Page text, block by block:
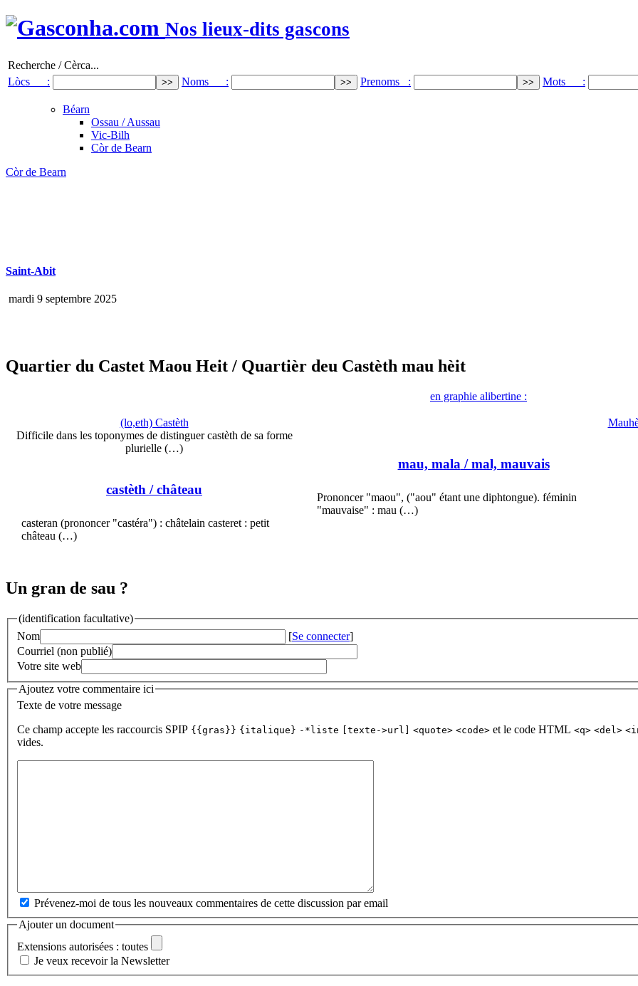
Nos lieux-dits gascons
Recherche / Cèrca...
Lòcs :
Noms : Prenoms : Mots :
Béarn
Ossau / Aussau
Vic-Bilh
Còr de Bearn
Còr de Bearn
Saint-Abit
mardi 9 septembre 2025
Quartier du Castet Maou Heit / Quartièr deu Castèth mau hèit
en graphie alibertine :
(lo,eth) Castèth
Difficile dans les toponymes de distinguer castèth de sa forme
plurielle (…)
castèth / château
casteran (prononcer "castéra") : châtelain casteret : petit
château (…)
mau, mala / mal, mauvais
Prononcer "maou", ("aou" étant une diphtongue). féminin
"mauvaise" : mau (…)
Un gran de sau ?
(identification facultative)
Nom
[Se connecter]
Courriel (non publié)
Votre site web
Ajoutez votre commentaire ici
Texte de votre message
Ce champ accepte les raccourcis SPIP {{gras}} {italique} -*liste [texte->url] <quote> <code> et le code HTML <q> <del>
vides.
Prévenez-moi de tous les nouveaux commentaires de cette discussion par email
Ajouter un document
Extensions autorisées : toutes
Je veux recevoir la Newsletter